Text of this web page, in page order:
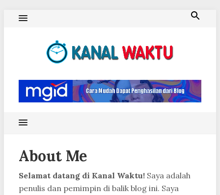
About Me
Selamat datang di Kanal Waktu! Saya adalah
penulis dan pemimpin di balik blog ini. Saya